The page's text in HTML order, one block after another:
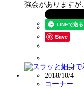
強会があります
Save
2018/10/4
コーナー